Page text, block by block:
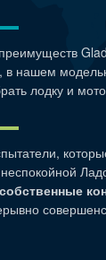
, в нашем
лодку и
,
собственные